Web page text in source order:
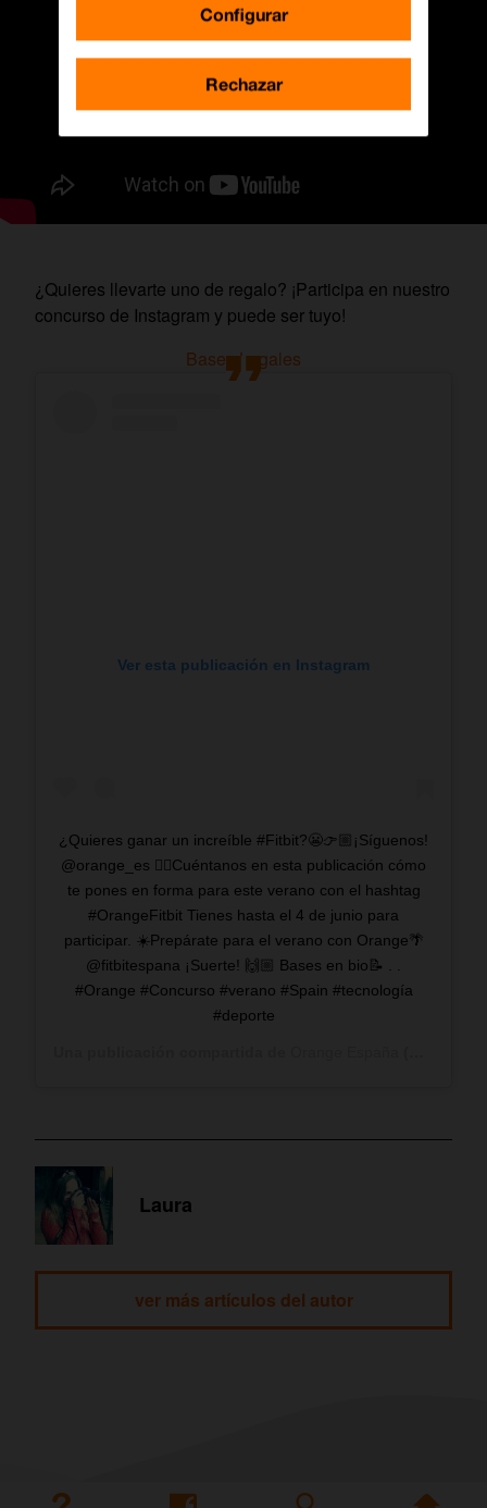
¿Quieres llevarte uno de regalo? ¡Participa en nuestro
concurso de Instagram y puede ser tuyo!
Bases Legales
Ver esta publicación en Instagram
¿Quieres ganar un increíble #Fitbit?😬👉🏼¡Síguenos!
@orange_es 👉🏼Cuéntanos en esta publicación cómo
te pones en forma para este verano con el hashtag
#OrangeFitbit Tienes hasta el 4 de junio para
participar. ☀️Prepárate para el verano con Orange🌴
@fitbitespana ¡Suerte! 🙌🏼 Bases en bio📝 . .
#Orange #Concurso #verano #Spain #tecnología
#deporte
Laura
ver más artículos del autor
Configurar
Rechazar